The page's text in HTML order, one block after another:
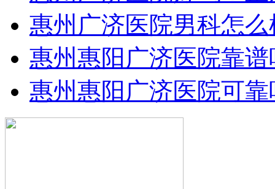
惠州广济医院男科怎么
惠州惠阳广济医院靠谱
惠州惠阳广济医院可靠